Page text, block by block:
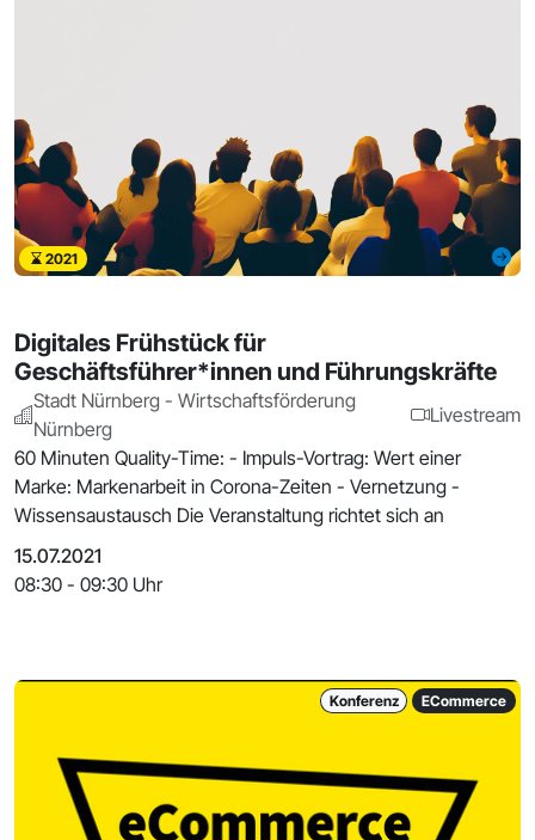
2021
Digitales Frühstück für
Geschäftsführer*innen und Führungskräfte
Stadt Nürnberg - Wirtschaftsförderung
Nürnberg
Livestream
60 Minuten Quality-Time: - Impuls-Vortrag: Wert einer
Marke: Markenarbeit in Corona-Zeiten - Vernetzung -
Wissensaustausch Die Veranstaltung richtet sich an
15.07.2021
08:30 - 09:30 Uhr
Konferenz ECommerce